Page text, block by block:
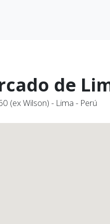
de
(ex Wilson) - Lima - Perú